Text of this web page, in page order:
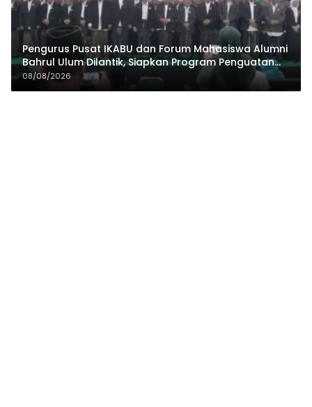
Pengurus Pusat IKABU dan Forum Mahasiswa Alumni
Bahrul Ulum Dilantik, Siapkan Program Penguatan
Organisasi dan Ekonomi
08/08/2026